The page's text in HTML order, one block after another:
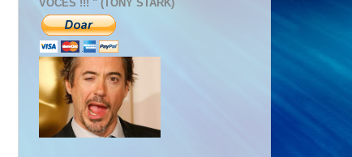
VOCÊS !!! " (TONY STARK)